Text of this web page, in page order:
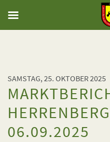
SAMSTAG, 25. OKTOBER 2025
06.09.2025